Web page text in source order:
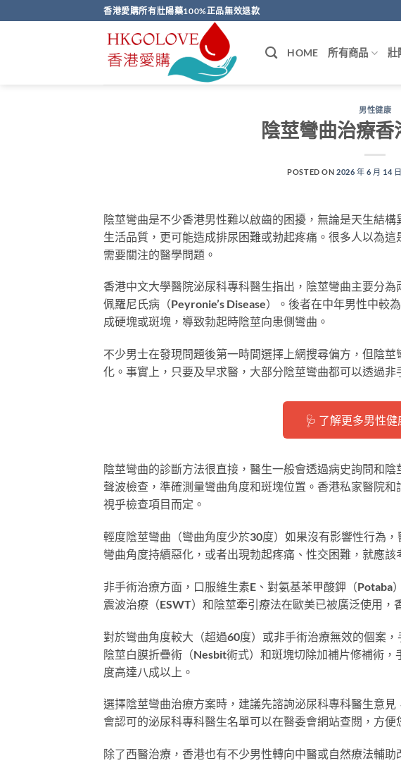
to
香港愛購所有壯陽藥100%正品無效退款
HOME 所有商品 壯
男性健康
陰莖彎曲治療
POSTED ON 2026 年 6 月 14 日
陰莖彎曲是不少香港男性難以啟齒的困擾，無論是天生結
生活品質，更可能造成排尿困難或勃起疼痛。很多人以為
需要關注的醫學問題。
香港中文大學醫院泌尿科專科醫生指出，陰莖彎曲主要分
佩羅尼氏病（Peyronie’s Disease）。後者在中年男性中較
成硬塊或斑塊，導致勃起時陰莖向患側彎曲。
不少男士在發現問題後第一時間選擇上網搜尋偏方，但陰
化。事實上，只要及早求醫，大部分陰莖彎曲都可以透過非
🩺 了解更多男性
陰莖彎曲的診斷方法很直接，醫生一般會透過病史詢問和
聲波檢查，準確測量彎曲角度和斑塊位置。香港私家醫院
視乎檢查項目而定。
輕度陰莖彎曲（彎曲角度少於30度）如果沒有影響性行為
彎曲角度持續惡化，或者出現勃起疼痛、性交困難，就應該
非手術治療方面，口服維生素E、對氨基苯甲酸鉀（
震波治療（ESWT）和陰莖牽引療法在歐美已被廣泛使用，
對於彎曲角度較大（超過60度）或非手術治療無效的個案
陰莖白膜折疊術（Nesbit術式）和斑塊切除加補片修補術
度高達八成以上。
選擇陰莖彎曲治療方案時，建議先諮詢泌尿科專科醫生意
會認可的泌尿科專科醫生名單可以在醫委會網站查閱，方便
除了西醫治療，香港也有不少男性轉向中醫或自然療法輔